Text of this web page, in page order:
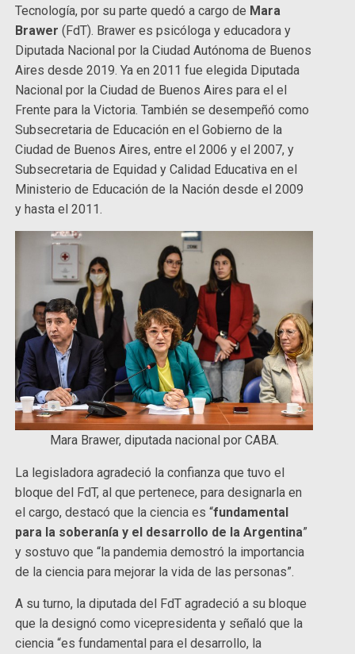
Tecnología, por su parte quedó a cargo de Mara
Brawer (FdT). Brawer es psicóloga y educadora y
Diputada Nacional por la Ciudad Autónoma de Buenos
Aires desde 2019. Ya en 2011 fue elegida Diputada
Nacional por la Ciudad de Buenos Aires para el el
Frente para la Victoria. También se desempeñó como
Subsecretaria de Educación en el Gobierno de la
Ciudad de Buenos Aires, entre el 2006 y el 2007, y
Subsecretaria de Equidad y Calidad Educativa en el
Ministerio de Educación de la Nación desde el 2009
y hasta el 2011.
Mara Brawer, diputada nacional por CABA.
La legisladora agradeció la confianza que tuvo el
bloque del FdT, al que pertenece, para designarla en
el cargo, destacó que la ciencia es “fundamental
para la soberanía y el desarrollo de la Argentina”
y sostuvo que “la pandemia demostró la importancia
de la ciencia para mejorar la vida de las personas”.
A su turno, la diputada del FdT agradeció a su bloque
que la designó como vicepresidenta y señaló que la
ciencia “es fundamental para el desarrollo, la